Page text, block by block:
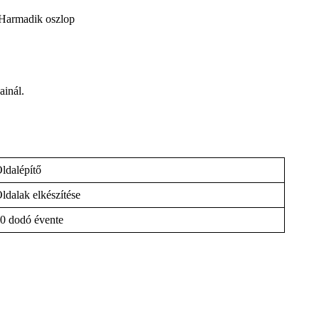
oszlop
elkészítése
dodó évente